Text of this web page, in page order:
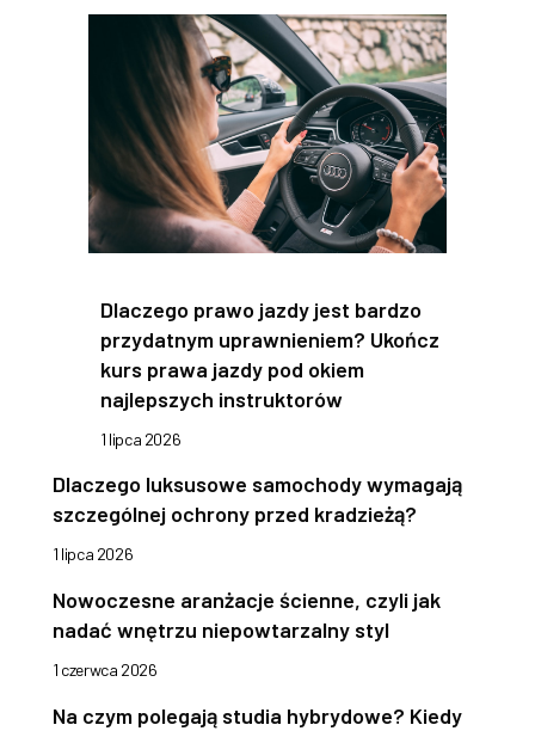
Dlaczego prawo jazdy jest bardzo
przydatnym uprawnieniem? Ukończ
kurs prawa jazdy pod okiem
najlepszych instruktorów
1 lipca 2026
Dlaczego luksusowe samochody wymagają
szczególnej ochrony przed kradzieżą?
1 lipca 2026
Nowoczesne aranżacje ścienne, czyli jak
nadać wnętrzu niepowtarzalny styl
1 czerwca 2026
Na czym polegają studia hybrydowe? Kiedy